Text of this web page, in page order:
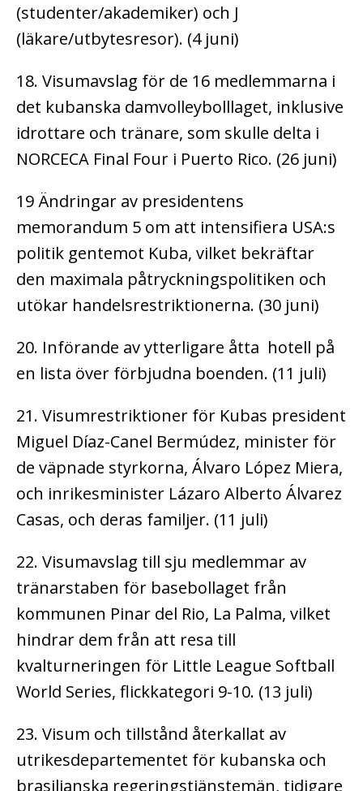
(studenter/akademiker) och J
(läkare/utbytesresor). (4 juni)
18. Visumavslag för de 16 medlemmarna i
det kubanska damvolleybolllaget, inklusive
idrottare och tränare, som skulle delta i
NORCECA Final Four i Puerto Rico. (26 juni)
19 Ändringar av presidentens
memorandum 5 om att intensifiera USA:s
politik gentemot Kuba, vilket bekräftar
den maximala påtryckningspolitiken och
utökar handelsrestriktionerna. (30 juni)
20. Införande av ytterligare åtta hotell på
en lista över förbjudna boenden. (11 juli)
21. Visumrestriktioner för Kubas president
Miguel Díaz-Canel Bermúdez, minister för
de väpnade styrkorna, Álvaro López Miera,
och inrikesminister Lázaro Alberto Álvarez
Casas, och deras familjer. (11 juli)
22. Visumavslag till sju medlemmar av
tränarstaben för basebollaget från
kommunen Pinar del Rio, La Palma, vilket
hindrar dem från att resa till
kvalturneringen för Little League Softball
World Series, flickkategori 9-10. (13 juli)
23. Visum och tillstånd återkallat av
utrikesdepartementet för kubanska och
brasilianska regeringstjänstemän, tidigare